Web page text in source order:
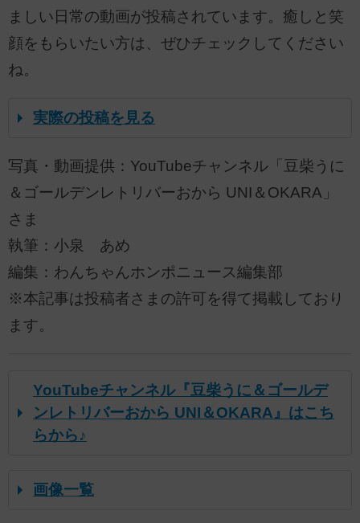
ましい日常の動画が投稿されています。癒しと笑
顔をもらいたい方は、ぜひチェックしてください
ね。
実際の投稿を見る
写真・動画提供：YouTubeチャンネル「豆柴うに
＆ゴールデンレトリバーおから UNI＆OKARA」
さま
執筆：小泉 あめ
編集：わんちゃんホンポニュース編集部
※本記事は投稿者さまの許可を得て掲載しており
ます。
YouTubeチャンネル『豆柴うに＆ゴールデ
ンレトリバーおから UNI＆OKARA』はこち
らから♪
画像一覧